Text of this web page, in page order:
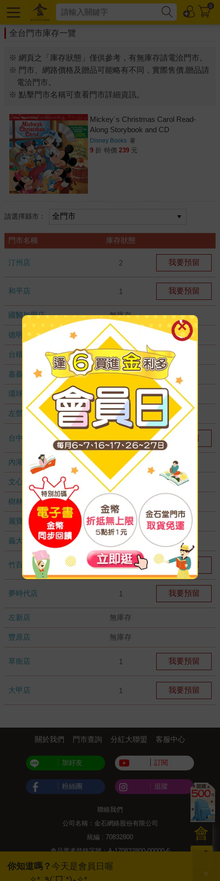
0
全台門市庫存一覽
※ 網頁之「庫存狀態」僅供參考，有無庫存請電洽門市。
※ 門市、網路價格及贈品可能略有不同，實際售價.贈品請
電洽門市。
※ 點擊門市名稱可查看門市詳細資訊。
Mickey`s Christmas Carol Read-
Along Storybook and CD
Disney Books 著
9 折 特價 239 元
請選擇縣市：
門市名稱 庫存狀態
汀州店 2 我要預留
和平店 1 我要預留
國醫加盟店 無庫存
德明加盟店 無庫存
台積店 無庫存
嘉義耐斯店 無庫存
環球店 無庫存
左營店 無庫存
台中秀泰店 1 我要預留
內湖大潤發 無庫存
文心店 無庫存
樹林店 無庫存
麗寶店 無庫存
義大店 無庫存
竹百店 1 我要預留
夢時代店 1 我要預留
左新店 無庫存
豐原店 無庫存
草衙店 1 我要預留
大甲店 1 我要預留
員
會
關於我們 門市查詢 分紅大聯盟 客服中心
加好友 訂閱
粉絲團 追蹤
聯絡我們
公司名稱：金石網絡股份有限公司
統編 : 70832800
食品業者登錄字號：A-170832800-00000-6
Copyright© 2000–2026 金石網絡股份有限公司
你知道嗎？ 今天是會員日喔